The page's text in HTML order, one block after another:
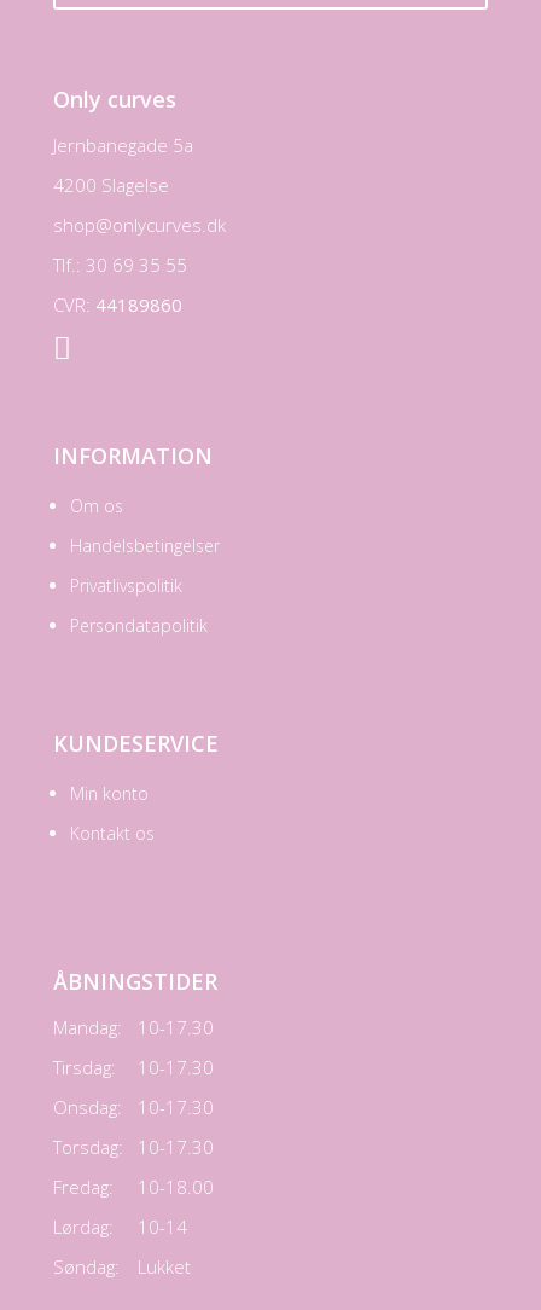
Only curves
Jernbanegade 5a
4200 Slagelse
shop@onlycurves.dk
Tlf.: 30 69 35 55
CVR: 44189860

INFORMATION
Om os
Handelsbetingelser
Privatlivspolitik
Persondatapolitik
KUNDESERVICE
Min konto
Kontakt os
ÅBNINGSTIDER
Mandag:
10-17.30
Tirsdag:
10-17.30
Onsdag:
10-17.30
Torsdag:
10-17.30
Fredag:
10-18.00
Lørdag:
10-14
Søndag:
Lukket